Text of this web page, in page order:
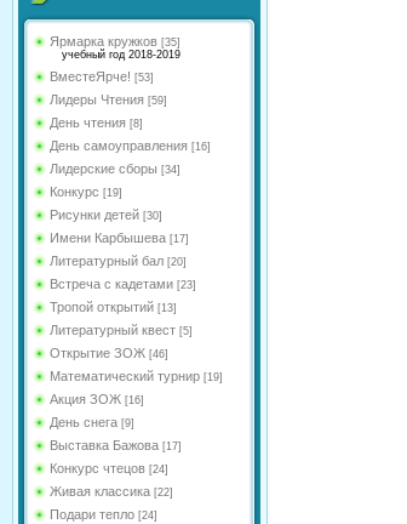
Ярмарка кружков [35]
учебный год 2018-2019
ВместеЯрче! [53]
Лидеры Чтения [59]
День чтения [8]
День самоуправления [16]
Лидерские сборы [34]
Конкурс [19]
Рисунки детей [30]
Имени Карбышева [17]
Литературный бал [20]
Встреча с кадетами [23]
Тропой открытий [13]
Литературный квест [5]
Открытие ЗОЖ [46]
Математический турнир [19]
Акция ЗОЖ [16]
День снега [9]
Выставка Бажова [17]
Конкурс чтецов [24]
Живая классика [22]
Подари тепло [24]